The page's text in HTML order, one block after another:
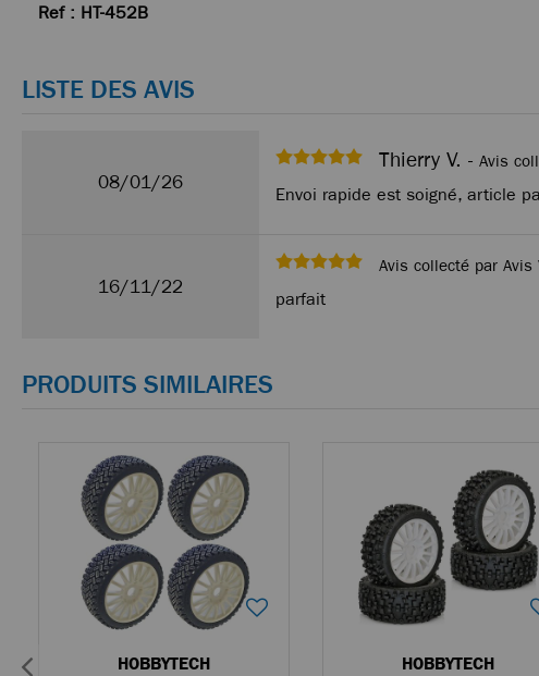
Ref : HT-452B
LISTE DES AVIS
08/01/26
Thierry V. - Avis
Envoi rapide est soigné, article
16/11/22
Avis collecté par Avis
parfait
PRODUITS SIMILAIRES
HOBBYTECH HOBBYTECH